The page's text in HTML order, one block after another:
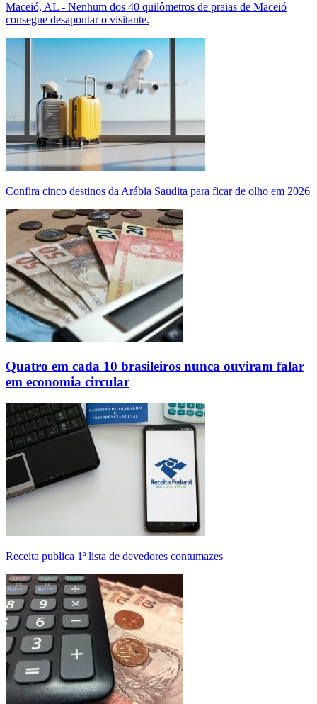
Maceió, AL - Nenhum dos 40 quilômetros de praias de Maceió
consegue desapontar o visitante.
Confira cinco destinos da Arábia Saudita para ficar de olho em 2026
Quatro em cada 10 brasileiros nunca ouviram falar
em economia circular
Receita publica 1ª lista de devedores contumazes